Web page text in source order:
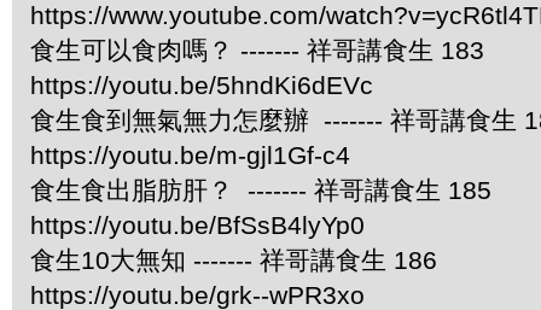
https://www.youtube.com/
食生可以食肉嗎？ ------- 祥哥講食生 183
https://youtu.be/5hndKi6dEVc
食生食到無氣無力怎麼辦 ------- 祥哥講食生
https://youtu.be/m-gjl1Gf-c4
食生食出脂肪肝？ ------- 祥哥講食生 185
https://youtu.be/BfSsB4lyYp0
食生10大無知 ------- 祥哥講食生 186
https://youtu.be/grk--wPR3xo